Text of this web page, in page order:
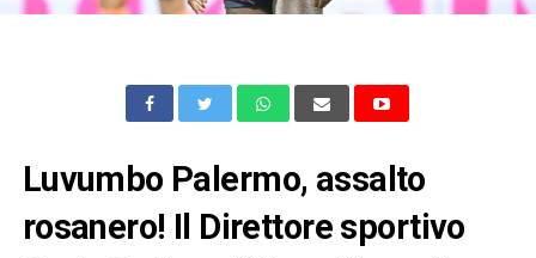
Luvumbo Palermo, assalto
rosanero! Il Direttore sportivo